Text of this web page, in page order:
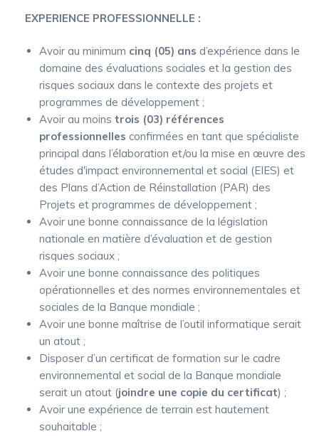
EXPERIENCE PROFESSIONNELLE :
Avoir au minimum cinq (05) ans d’expérience dans le
domaine des évaluations sociales et la gestion des
risques sociaux dans le contexte des projets et
programmes de développement ;
Avoir au moins trois (03) références
professionnelles confirmées en tant que spécialiste
principal dans l’élaboration et/ou la mise en œuvre des
études d'impact environnemental et social (EIES) et
des Plans d’Action de Réinstallation (PAR) des
Projets et programmes de développement ;
Avoir une bonne connaissance de la législation
nationale en matière d’évaluation et de gestion
risques sociaux ;
Avoir une bonne connaissance des politiques
opérationnelles et des normes environnementales et
sociales de la Banque mondiale ;
Avoir une bonne maîtrise de l’outil informatique serait
un atout ;
Disposer d’un certificat de formation sur le cadre
environnemental et social de la Banque mondiale
serait un atout (joindre une copie du certificat) ;
Avoir une expérience de terrain est hautement
souhaitable ;